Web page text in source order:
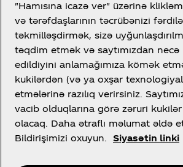
Kömək lazımdır?
İstifadə Qaydaları
İstehlakçı məxfiliyi haqqında
Kuki Parametrləri
"Hamısına icazə ver" üzərinə
və tərəfdaşlarının təcrübənizi
təkmilləşdirmək, sizə
təqdim etmək və saytımızdan
edildiyini anlamağımıza kömək
kukilərdən (və ya oxşar
etmələrinə razılıq verirsiniz.
vacib olduqlarına görə zəruri
olacaq. Daha ətraflı məlumat əldə
Bildirişimizi oxuyun.
Siyasətin linki